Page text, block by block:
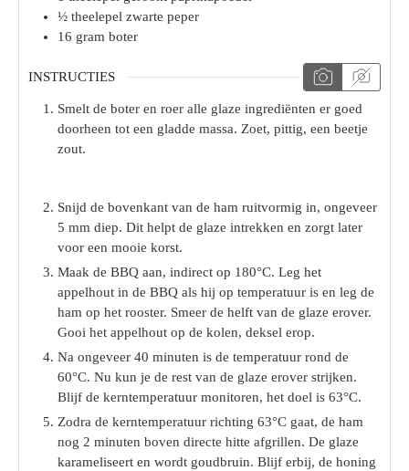
½ theelepel zwarte peper
16 gram boter
INSTRUCTIES
Smelt de boter en roer alle glaze ingrediënten er goed
doorheen tot een gladde massa. Zoet, pittig, een beetje
zout.
Snijd de bovenkant van de ham ruitvormig in, ongeveer
5 mm diep. Dit helpt de glaze intrekken en zorgt later
voor een mooie korst.
Maak de BBQ aan, indirect op 180°C. Leg het
appelhout in de BBQ als hij op temperatuur is en leg de
ham op het rooster. Smeer de helft van de glaze erover.
Gooi het appelhout op de kolen, deksel erop.
Na ongeveer 40 minuten is de temperatuur rond de
60°C. Nu kun je de rest van de glaze erover strijken.
Blijf de kerntemperatuur monitoren, het doel is 63°C.
Zodra de kerntemperatuur richting 63°C gaat, de ham
nog 2 minuten boven directe hitte afgrillen. De glaze
karameliseert en wordt goudbruin. Blijf erbij, de honing